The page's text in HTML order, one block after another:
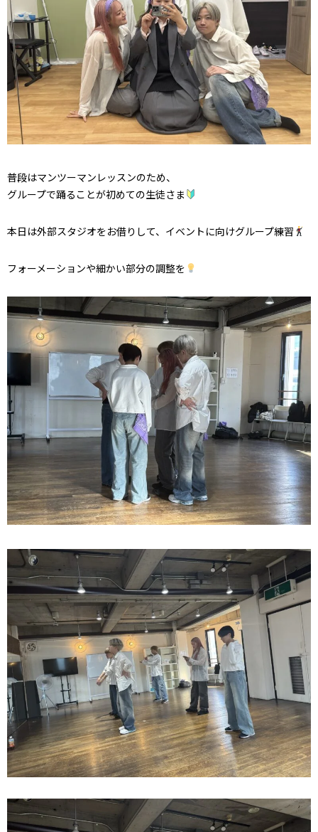
普段はマンツーマンレッスンのため、
グループで踊ることが初めての生徒さま
本日は外部スタジオをお借りして、イベントに向けグループ練習
フォーメーションや細かい部分の調整を